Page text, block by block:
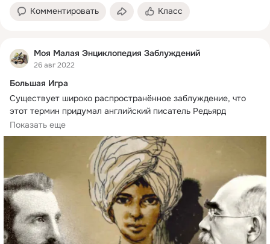
Комментировать Класс
Моя Малая Энциклопедия Заблуждений
26 авг 2022
Большая Игра
Существует широко распространённое заблуждение, что
этот термин придумал английский писатель Редьярд
Киплинг, а само это соперничество относилось
исключительно к Индии.
Показать еще